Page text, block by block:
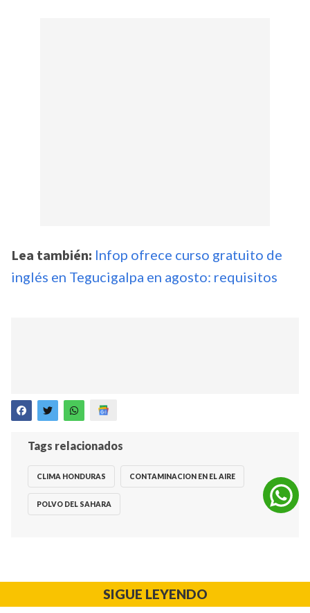
Lea también: Infop ofrece curso gratuito de
inglés en Tegucigalpa en agosto: requisitos
Tags relacionados
CLIMA HONDURAS CONTAMINACION EN EL AIRE
POLVO DEL SAHARA
SIGUE LEYENDO